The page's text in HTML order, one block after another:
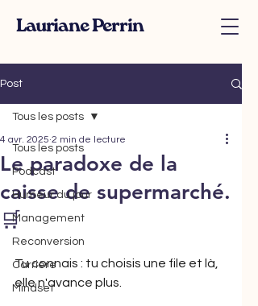
Lauriane Perrin
Post
Tous les posts
Podcast
Humeur du jour
Management
Reconversion
Carrière
Mindset
Tous les posts
Le paradoxe de la
caisse de supermarché.
🛒
4 avr. 2025 2 min de lecture
Tu connais : tu choisis une file et là,
elle n'avance plus.